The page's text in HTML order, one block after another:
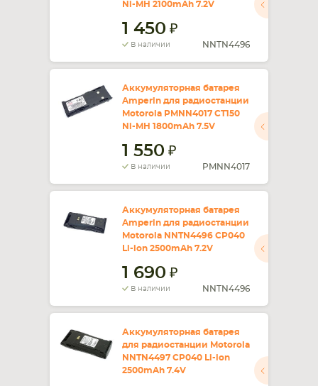
КОМПЛЕКТУЮЩИЕ
Ni-MH 2100mAh 7.2V
1 450
В наличии NNTN4496
Аккумуляторная батарея
Amperin для радиостанции
Motorola PMNN4017 CT150
Ni-MH 1800mAh 7.5V
1 550
В наличии PMNN4017
Аккумуляторная батарея
Amperin для радиостанции
Motorola NNTN4496 CP040
Li-ion 2500mAh 7.2V
1 690
В наличии NNTN4496
Аккумуляторная батарея
для радиостанции Motorola
NNTN4497 CP040 Li-ion
2500mAh 7.4V